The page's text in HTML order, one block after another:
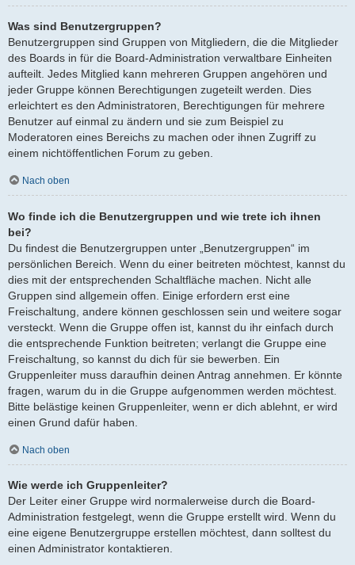
Was sind Benutzergruppen?
Benutzergruppen sind Gruppen von Mitgliedern, die die Mitglieder
des Boards in für die Board-Administration verwaltbare Einheiten
aufteilt. Jedes Mitglied kann mehreren Gruppen angehören und
jeder Gruppe können Berechtigungen zugeteilt werden. Dies
erleichtert es den Administratoren, Berechtigungen für mehrere
Benutzer auf einmal zu ändern und sie zum Beispiel zu
Moderatoren eines Bereichs zu machen oder ihnen Zugriff zu
einem nichtöffentlichen Forum zu geben.
Nach oben
Wo finde ich die Benutzergruppen und wie trete ich ihnen
bei?
Du findest die Benutzergruppen unter „Benutzergruppen“ im
persönlichen Bereich. Wenn du einer beitreten möchtest, kannst du
dies mit der entsprechenden Schaltfläche machen. Nicht alle
Gruppen sind allgemein offen. Einige erfordern erst eine
Freischaltung, andere können geschlossen sein und weitere sogar
versteckt. Wenn die Gruppe offen ist, kannst du ihr einfach durch
die entsprechende Funktion beitreten; verlangt die Gruppe eine
Freischaltung, so kannst du dich für sie bewerben. Ein
Gruppenleiter muss daraufhin deinen Antrag annehmen. Er könnte
fragen, warum du in die Gruppe aufgenommen werden möchtest.
Bitte belästige keinen Gruppenleiter, wenn er dich ablehnt, er wird
einen Grund dafür haben.
Nach oben
Wie werde ich Gruppenleiter?
Der Leiter einer Gruppe wird normalerweise durch die Board-
Administration festgelegt, wenn die Gruppe erstellt wird. Wenn du
eine eigene Benutzergruppe erstellen möchtest, dann solltest du
einen Administrator kontaktieren.